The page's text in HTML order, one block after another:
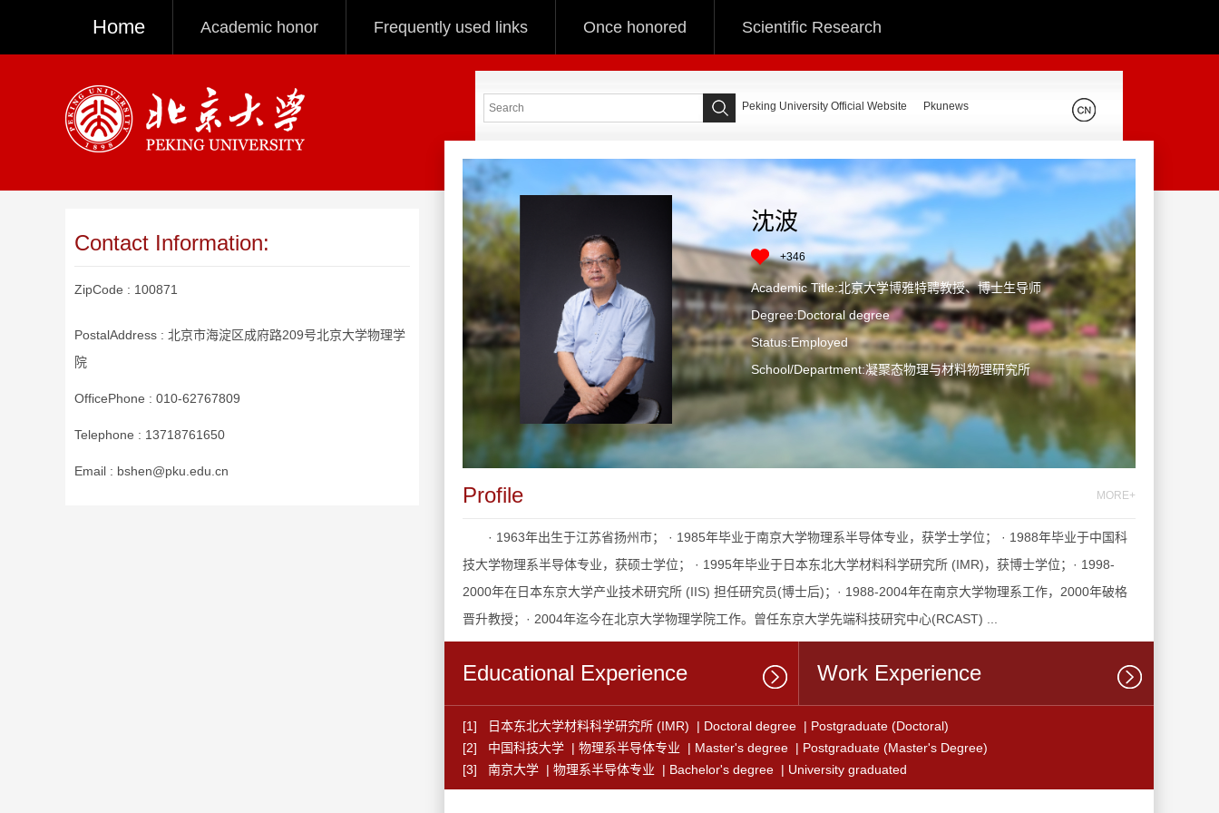
Home Academic honor Frequently used links Once honored Scientific Research
Contact Information:
ZipCode : 100871
PostalAddress : 北京市海淀区成府路209号北京大学物理学
院
OfficePhone : 010-62767809
Telephone : 13718761650
Email : bshen@pku.edu.cn
Peking University Official Website Pkunews
沈波
+346
Academic Title:北京大学博雅特聘教授、博士生导师
Degree:Doctoral degree
Status:Employed
School/Department:凝聚态物理与材料物理研究所
Profile MORE+
· 1963年出生于江苏省扬州市； · 1985年毕业于南京大学物理系半导体专业，获学士学位； · 1988年毕业于中国科
技大学物理系半导体专业，获硕士学位； · 1995年毕业于日本东北大学材料科学研究所 (IMR)，获博士学位；· 1998-
2000年在日本东京大学产业技术研究所 (IIS) 担任研究员(博士后)；· 1988-2004年在南京大学物理系工作，2000年破格
晋升教授；· 2004年迄今在北京大学物理学院工作。曾任东京大学先端科技研究中心(RCAST) ...
Educational Experience Work Experience
[1] 日本东北大学材料科学研究所 (IMR) | Doctoral degree | Postgraduate (Doctoral)
[2] 中国科技大学 | 物理系半导体专业 | Master's degree | Postgraduate (Master's Degree)
[3] 南京大学 | 物理系半导体专业 | Bachelor's degree | University graduated